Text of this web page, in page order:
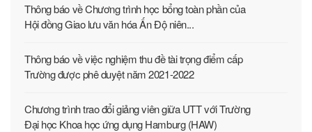
Thông báo về Chương trình học bổng toàn phần của
Hội đồng Giao lưu văn hóa Ấn Độ niên...
Thông báo về việc nghiệm thu đề tài trọng điểm cấp
Trường được phê duyệt năm 2021-2022
Chương trình trao đổi giảng viên giữa UTT với Trường
Đại học Khoa học ứng dụng Hamburg (HAW)